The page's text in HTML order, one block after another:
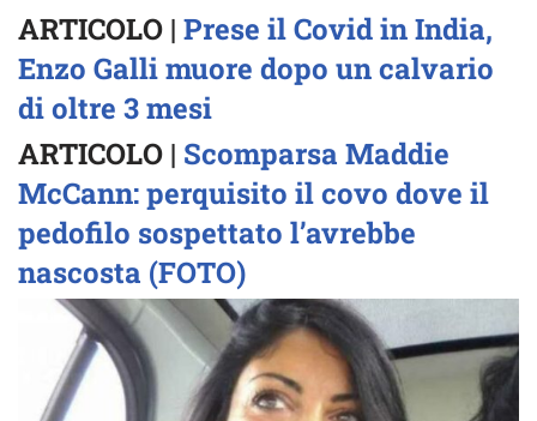
ARTICOLO | Prese il Covid in India,
Enzo Galli muore dopo un calvario
di oltre 3 mesi
ARTICOLO | Scomparsa Maddie
McCann: perquisito il covo dove il
pedofilo sospettato l’avrebbe
nascosta (FOTO)